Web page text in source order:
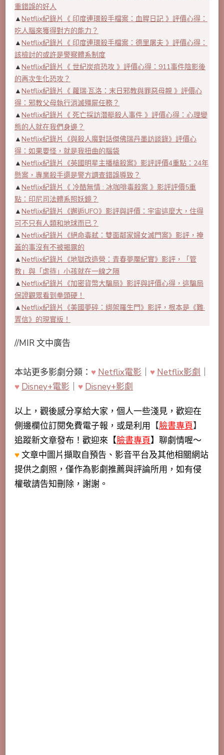
重錯誤的好人
▲ Netflix紀錄片《 印度連環殺手檔案：血腥日記 》評價心得：
吃人腦來獲得對方的能力？
▲ Netflix紀錄片《 印度連環殺手檔案：德里屠夫 》評價心得：
該檢討的或許是警察體系制度
▲ Netflix紀錄片《 世紀炭疽恐攻 》評價心得：911事件陰影後
的再次生化恐攻？
▲ Netflix紀錄片《 蘿瑞·瓦洛：末日邪教與罪惡母親 》評價心
得：邪教父母執行消滅殭屍任務？
▲ Netflix紀錄片《 死亡採訪潛艇殺人事件 》評價心得：心理變
態的人就在我們身邊？
▲ Netflix紀錄片《與殺人魔對話傑佛瑞丹墨訪談錄》評價心
得：如果要怪，就是我扭曲的腦袋
▲ Netflix紀錄片《英國明星主播槍殺案》影評評價4重點：24年
懸案，專業殺手還是警方調查錯誤導致？
▲ Netflix紀錄片《 冷酷無情 : 冰咖啡毒殺案 》影評評價5重
點：印尼司法體系照妖鏡？
▲ Netflix紀錄片《邂逅UFO》影評與評價：宇宙這麼大，住得
可不只有人類和地球而已？
▲ Netflix紀錄片《絕命毒弒：雙面鄰家婦女滅門案》影評，掩
蓋的事沒有不被揭露的
▲ Netflix紀錄片《地獄改造營：青春夢魘紀實》影評，「管
教」與「虐待」小孩就在一線之隔
▲ Netflix紀錄片《加密貨幣大騙局》影評與評價心得，這騙局
保證觀眾看到拳頭硬！
▲ Netflix紀錄片《美國夢碎：綁架羅生門》影評，根本是《難·
置信》的現實版！
//MIR 文中廣告
本站更多影劇分類： ♥ Netflix電影 ♥ Netflix影劇
♥ Disney+電影 ♥ Disney+影劇
以上，觀後感分享給大家，個人一些淺見，歡迎在
側邊欄位訂閱免費電子報，或是利用 【臉書專頁】
追蹤新文章發布！歡迎來【臉書專頁】聊劇情喔～
♥文章中圖片擷取自預告、影音平台及其他相關網站
提供之劇照，僅作為影劇推薦與評論所用，如有侵
權敬請告知刪除，謝謝。